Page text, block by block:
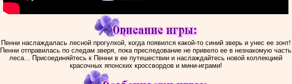
Пенни наслаждалась лесной прогулкой, когда появился какой-то синий зверь и унес ее зонт!
Пенни отправилась по следам зверя, пока преследование не привело ее в незнакомую часть
леса... Присоединяйтесь к Пенни в ее путешествии и наслаждайтесь новой коллекцией
красочных японских кроссвордов и мини-играми!